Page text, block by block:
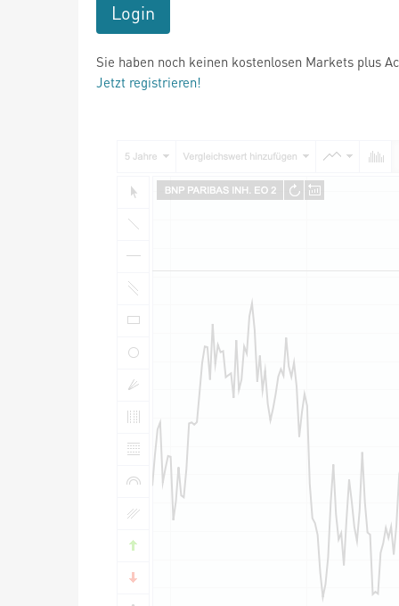
Login
Sie haben noch keinen kostenlosen Markets plus
Jetzt registrieren!